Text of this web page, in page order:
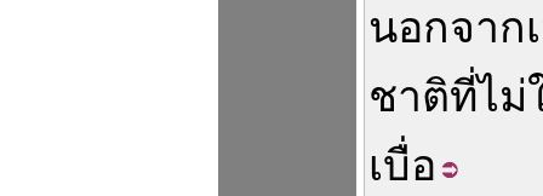
นอกจาก
ชาติที่ไม่
เบื่อ